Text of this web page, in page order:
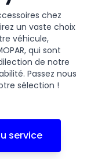
chez
un vaste choix
véhicule,
qui sont
de notre
Passez nous
sélection !
service